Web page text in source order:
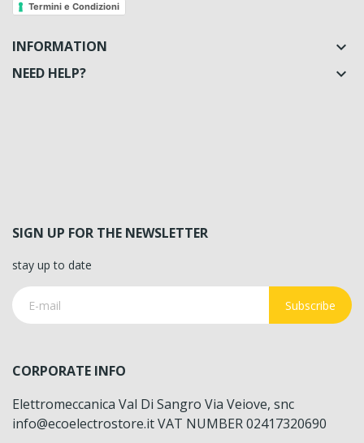
Termini e Condizioni
INFORMATION 
NEED HELP? 
SIGN UP FOR THE NEWSLETTER
stay up to date
Subscribe
CORPORATE INFO
Elettromeccanica Val Di Sangro Via Veiove, snc
info@ecoelectrostore.it VAT NUMBER 02417320690